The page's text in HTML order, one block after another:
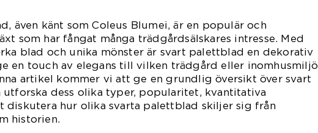
även känt som Coleus Blumei, är en populär och
som har fångat många trädgårdsälskares intresse. Med
blad och unika mönster är svart palettblad en dekorativ
en touch av elegans till vilken trädgård eller inomhusmiljö
artikel kommer vi att ge en grundlig översikt över svart
dess olika typer, popularitet, kvantitativa
diskutera hur olika svarta palettblad skiljer sig från
historien.